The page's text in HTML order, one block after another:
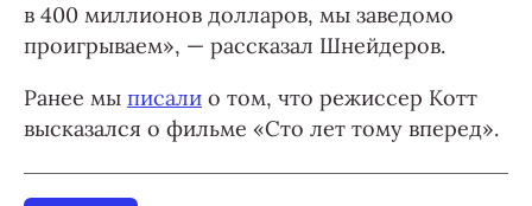
в 400 миллионов долларов, мы заведомо
проигрываем», — рассказал Шнейдеров.
Ранее мы писали о том, что режиссер Котт
высказался о фильме «Сто лет тому вперед».